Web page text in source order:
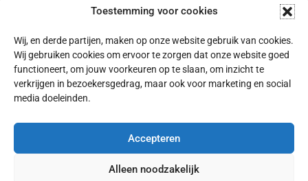
Toestemming voor cookies
Wij, en derde partijen, maken op onze website gebruik van cookies.
Wij gebruiken cookies om ervoor te zorgen dat onze website goed
functioneert, om jouw voorkeuren op te slaan, om inzicht te
verkrijgen in bezoekersgedrag, maar ook voor marketing en social
media doeleinden.
Accepteren
Alleen noodzakelijk
Vrijblijvend een gesprek plannen?
Wil je graag een keer kennismaken? We gaan graag
Plan een gratis gesprek